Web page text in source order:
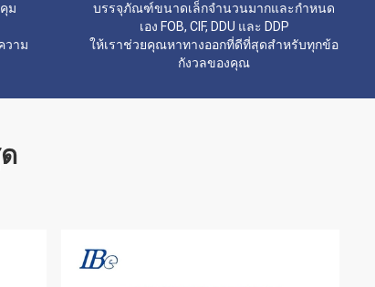
ม
วาม
บรรจุภัณฑ์ขนาดเล็กจำนวนมากและกำหนด
เอง FOB, CIF, DDU และ DDP
ให้เราช่วยคุณหาทางออกที่ดีที่สุดสำหรับทุกข้อ
กังวลของคุณ